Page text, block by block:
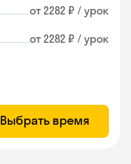
от 2282 ₽ / урок
от 2282 ₽ / урок
Выбрать время